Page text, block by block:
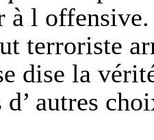
à l
terroriste
dise la
d’ autres